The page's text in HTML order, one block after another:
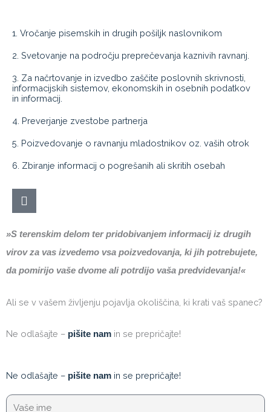
1. Vročanje pisemskih in drugih pošiljk naslovnikom
2. Svetovanje na področju preprečevanja kaznivih ravnanj.
3. Za načrtovanje in izvedbo zaščite poslovnih skrivnosti,
informacijskih sistemov, ekonomskih in osebnih podatkov
in informacij.
4. Preverjanje zvestobe partnerja
5. Poizvedovanje o ravnanju mladostnikov oz. vaših otrok
6. Zbiranje informacij o pogrešanih ali skritih osebah
»S terenskim delom ter pridobivanjem informacij iz drugih
virov za vas izvedemo vsa poizvedovanja, ki jih potrebujete,
da pomirijo vaše dvome ali potrdijo vaša predvidevanja!«
Ali se v vašem življenju pojavlja okoliščina, ki krati vaš spanec?
Ne odlašajte – pišite nam in se prepričajte!
Ne odlašajte – pišite nam in se prepričajte!
I